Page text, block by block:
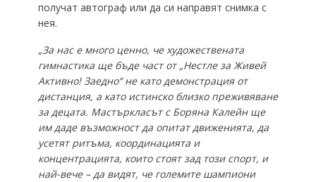
получат автограф или да си направят снимка с
нея.
„За нас е много ценно, че художествената
гимнастика ще бъде част от „Нестле за Живей
Активно! Заедно“ не като демонстрация от
дистанция, а като истинско близко преживяване
за децата. Мастъркласът с Боряна Калейн ще
им даде възможност да опитат движенията, да
усетят ритъма, координацията и
концентрацията, които стоят зад този спорт, и
най-вече – да видят, че големите шампиони